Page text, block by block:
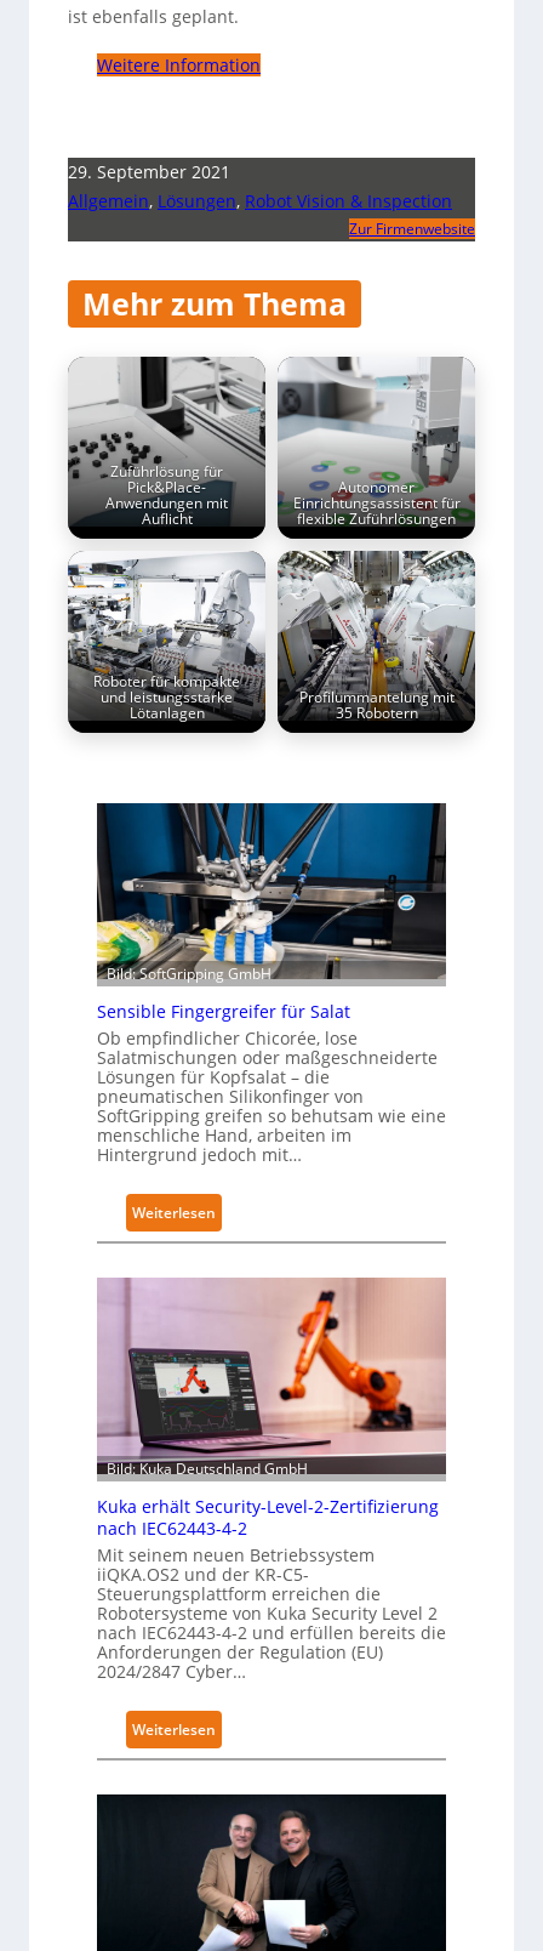
ist ebenfalls geplant.
Weitere Information
29. September 2021
Allgemein, Lösungen, Robot Vision & Inspection
Zur Firmenwebsite
Mehr zum Thema
Zuführlösung für
Pick&Place-
Anwendungen mit
Auflicht
Autonomer
Einrichtungsassistent für
flexible Zuführlösungen
Roboter für kompakte
und leistungsstarke
Lötanlagen
Profilummantelung mit
35 Robotern
Bild: SoftGripping GmbH
Sensible Fingergreifer für Salat
Ob empfindlicher Chicorée, lose
Salatmischungen oder maßgeschneiderte
Lösungen für Kopfsalat – die
pneumatischen Silikonfinger von
SoftGripping greifen so behutsam wie eine
menschliche Hand, arbeiten im
Hintergrund jedoch mit…
Weiterlesen
S
b
e
F
i
g
r
g
r
e
i
e
r
ü
S
a
l
a
Bild: Kuka Deutschland GmbH
Kuka erhält Security-Level-2-Zertifizierung
nach IEC62443-4-2
Mit seinem neuen Betriebssystem
iiQKA.OS2 und der KR-C5-
Steuerungsplattform erreichen die
Robotersysteme von Kuka Security Level 2
nach IEC62443-4-2 und erfüllen bereits die
Anforderungen der Regulation (EU)
2024/2847 Cyber…
Weiterlesen
K
e
r
h
ä